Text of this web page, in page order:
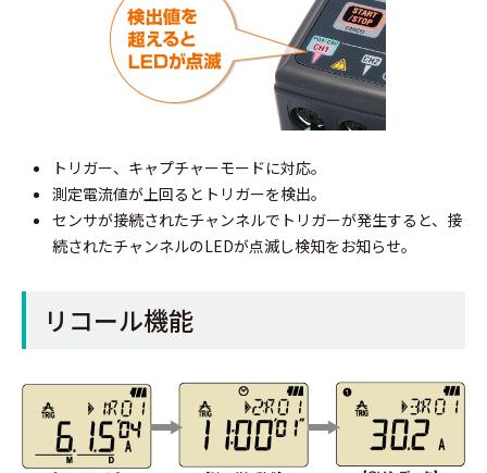
トリガー、キャプチャーモードに対応。
測定電流値が上回るとトリガーを検出。
センサが接続されたチャンネルでトリガーが発生すると、接
続されたチャンネルのLEDが点滅し検知をお知らせ。
リコール機能